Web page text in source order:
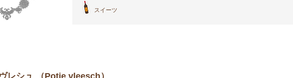
スイーツ
レシュ （Potje vleesch）